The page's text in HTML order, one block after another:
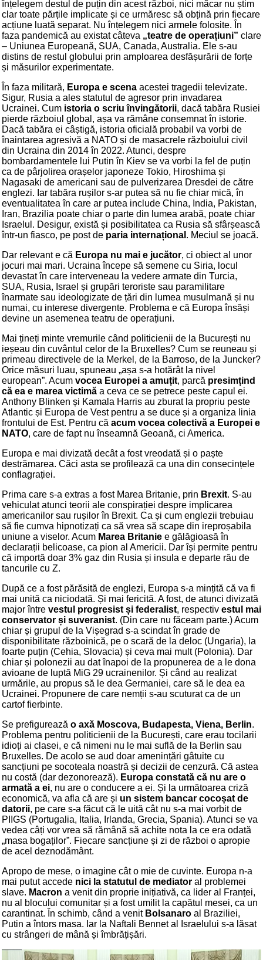
înțelegem destul de puțin din acest război, nici măcar nu știm
clar toate părțile implicate și ce urmăresc să obțină prin fiecare
acțiune luată separat. Nu înțelegem nici armele folosite. În
faza pandemică au existat câteva „teatre de operațiuni” clare
– Uniunea Europeană, SUA, Canada, Australia. Ele s-au
distins de restul globului prin amploarea desfășurării de forțe
și măsurilor experimentate.
În faza militară, Europa e scena acestei tragedii televizate.
Sigur, Rusia a ales statutul de agresor prin invadarea
Ucrainei. Cum istoria o scriu învingătorii, dacă tabăra Rusiei
pierde războiul global, așa va rămâne consemnat în istorie.
Dacă tabăra ei câștigă, istoria oficială probabil va vorbi de
înaintarea agresivă a NATO și de masacrele războiului civil
din Ucraina din 2014 în 2022. Atunci, despre
bombardamentele lui Putin în Kiev se va vorbi la fel de puțin
ca de pârjolirea orașelor japoneze Tokio, Hiroshima și
Nagasaki de americani sau de pulverizarea Dresdei de către
englezi. Iar tabăra rușilor s-ar putea să nu fie chiar mică, în
eventualitatea în care ar putea include China, India, Pakistan,
Iran, Brazilia poate chiar o parte din lumea arabă, poate chiar
Israelul. Desigur, există și posibilitatea ca Rusia să sfârșească
într-un fiasco, pe post de paria internațional . Meciul se joacă.
Dar relevant e că Europa nu mai e jucător, ci obiect al unor
jocuri mai mari. Ucraina începe să semene cu Siria, locul
devastat în care interveneau la vedere armate din Turcia,
SUA, Rusia, Israel și grupări teroriste sau paramilitare
înarmate sau ideologizate de țări din lumea musulmană și nu
numai, cu interese divergente. Problema e că Europa însăși
devine un asemenea teatru de operațiuni.
Mai țineți minte vremurile când politicienii de la București nu
ieșeau din cuvântul celor de la Bruxelles? Cum se reuneau și
primeau directivele de la Merkel, de la Barroso, de la Juncker?
Orice măsuri luau, spuneau „așa s-a hotărât la nivel
european”. Acum vocea Europei a amuțit, parcă presimțind
că ea e marea victimă a ceva ce se petrece peste capul ei.
Anthony Blinken și Kamala Harris au zburat la propriu peste
Atlantic și Europa de Vest pentru a se duce și a organiza linia
frontului de Est. Pentru că acum vocea colectivă a Europei e
NATO, care de fapt nu înseamnă Geoană, ci America.
Europa e mai divizată decât a fost vreodată și o paște
destrămarea. Căci asta se profilează ca una din consecințele
conflagrației.
Prima care s-a extras a fost Marea Britanie, prin Brexit. S-au
vehiculat atunci teorii ale conspirației despre implicarea
americanilor sau rușilor în Brexit. Ca și cum englezii trebuiau
să fie cumva hipnotizați ca să vrea să scape din ireproșabila
uniune a viselor. Acum Marea Britanie e gălăgioasă în
declarații belicoase, ca pion al Americii. Dar își permite pentru
că importă doar 3% gaz din Rusia și insula e departe rău de
tancurile cu Z.
După ce a fost părăsită de englezi, Europa s-a mințită că va fi
mai unită ca niciodată. Și mai fericită. A fost, de atunci divizată
major între vestul progresist și federalist, respectiv estul mai
conservator și suveranist. (Din care nu făceam parte.) Acum
chiar și grupul de la Vișegrad s-a scindat în grade de
disponibilitate războinică, pe o scară de la deloc (Ungaria), la
foarte puțin (Cehia, Slovacia) și ceva mai mult (Polonia). Dar
chiar și polonezii au dat înapoi de la propunerea de a le dona
avioane de luptă MiG 29 ucrainenilor. Și când au realizat
urmările, au propus să le dea Germaniei, care să le dea ea
Ucrainei. Propunere de care nemții s-au scuturat ca de un
cartof fierbinte.
Se prefigurează o axă Moscova, Budapesta, Viena, Berlin.
Problema pentru politicienii de la București, care erau tocilarii
idioți ai clasei, e că nimeni nu le mai suflă de la Berlin sau
Bruxelles. De acolo se aud doar amenințări gâtuite cu
sancțiuni pe socoteala noastră și decizii de cenzură. Că astea
nu costă (dar dezonorează). Europa constată că nu are o
armată a ei, nu are o conducere a ei. Și la următoarea criză
economică, va afla că are și un sistem bancar cocoșat de
datorii, pe care s-a făcut că le uită cât nu s-a mai vorbit de
PIIGS (Portugalia, Italia, Irlanda, Grecia, Spania). Atunci se va
vedea câți vor vrea să rămână să achite nota la ce era odată
„masa bogaților”. Fiecare sancțiune și zi de război o apropie
de acel deznodământ.
Apropo de mese, o imagine cât o mie de cuvinte. Europa n-a
mai putut accede nici la statutul de mediator al problemei
slave. Macron a venit din proprie inițiativă, ca lider al Franței,
nu al blocului comunitar și a fost umilit la capătul mesei, ca un
carantinat. În schimb, când a venit Bolsanaro al Braziliei,
Putin a întors masa. Iar la Naftali Bennet al Israelului s-a lăsat
cu strângeri de mână și îmbrățișări.